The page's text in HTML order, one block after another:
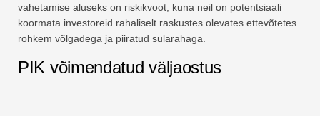
vahetamise aluseks on riskikvoot, kuna neil on potentsiaali
koormata investoreid rahaliselt raskustes olevates ettevõtetes
rohkem võlgadega ja piiratud sularahaga.
PIK võimendatud väljaostus